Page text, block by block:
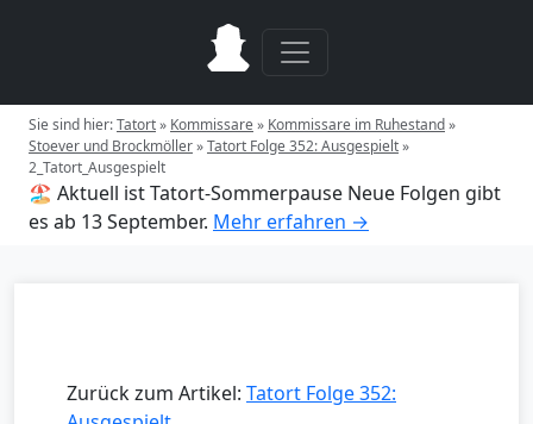
Sie sind hier:Tatort» Kommissare» Kommissare im Ruhestand»
Stoever und Brockmöller»Tatort Folge 352: Ausgespielt»
2_Tatort_Ausgespielt
🏖️ Aktuell ist Tatort-Sommerpause Neue Folgen gibt
es ab 13 September. Mehr erfahren →
Zurück zum Artikel: Tatort Folge 352: